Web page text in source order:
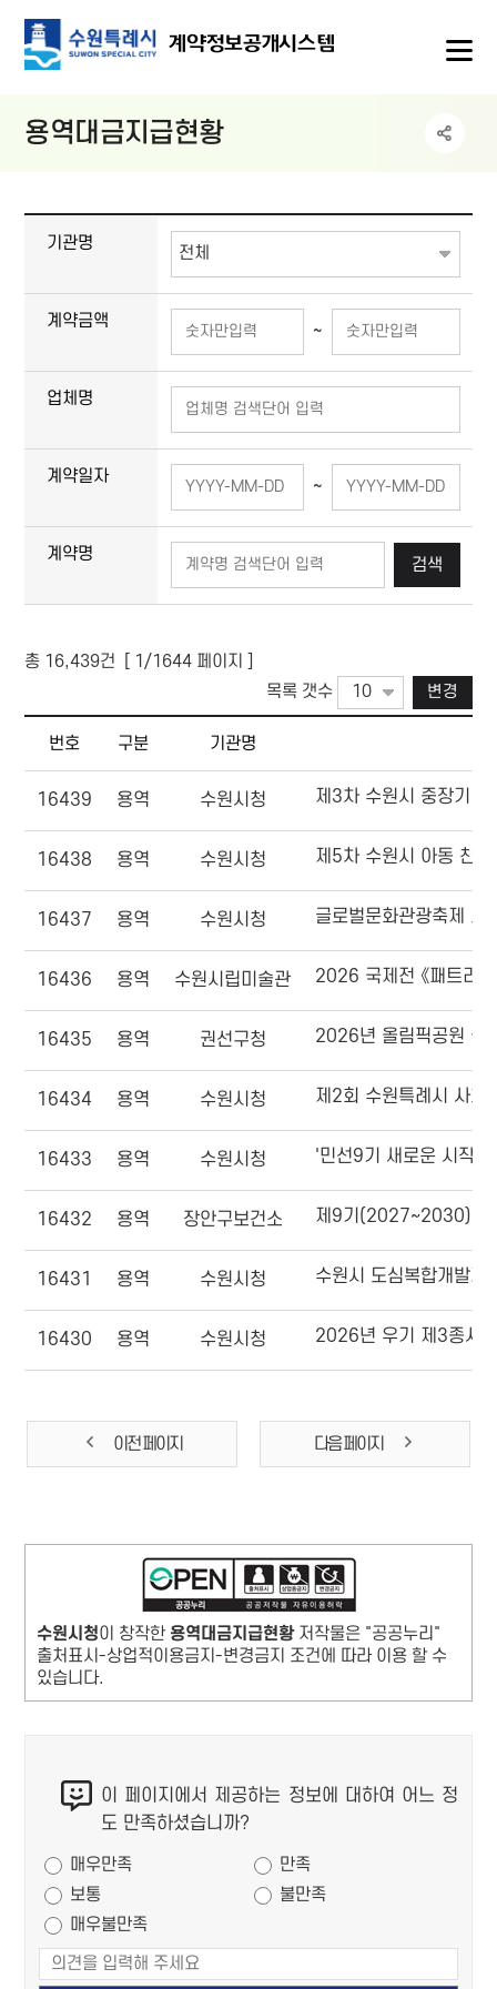
계약정보공개시스템
용역대금지급현황
검색폼(기관명, 계약금액, 업체명, 계약일자, 계약명)
기관명
계약금액 ~
업체명
계약일자 ~
계약명
검색
총 16,439건 [ 1/1644 페이지 ]
목록 갯수
변경
번호 구분 기관명
16439 용역 수원시청 제3차 수원시 중장기
16438 용역 수원시청 제5차 수원시 아동 친
16437 용역 수원시청 글로벌문화관광축제 토
16436 용역 수원시립미술관 2026 국제전 《패트리
16435 용역 권선구청 2026년 올림픽공원 물
16434 용역 수원시청 제2회 수원특례시 사회
16433 용역 수원시청 '민선9기 새로운 시작..
16432 용역 장안구보건소
16431 용역 수원시청 수원시 도심복합개발계
16430 용역 수원시청 2026년 우기 제3종시
이전 페이지 다음 페이지
수원시청이 창작한 용역대금지급현황저작물은 "공공누리"
출처표시-상업적이용금지-변경금지 조건에 따라 이용 할 수
있습니다.
텐
만
족
도
조
사
이 페이지에서 제공하는 정보에 대하여 어느 정
도 만족하셨습니까?
매우만족
만족
보통
불만족
매우불만족